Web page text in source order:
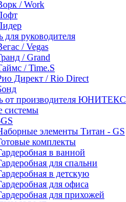
/ Work
для руководителя
/ Vegas
/ Grand
/ Time.S
Директ / Rio Direct
от производителя ЮНИТЕКС
системы
элементы Титан - GS
комплекты
в ванной
для спальни
в детскую
для офиса
для прихожей